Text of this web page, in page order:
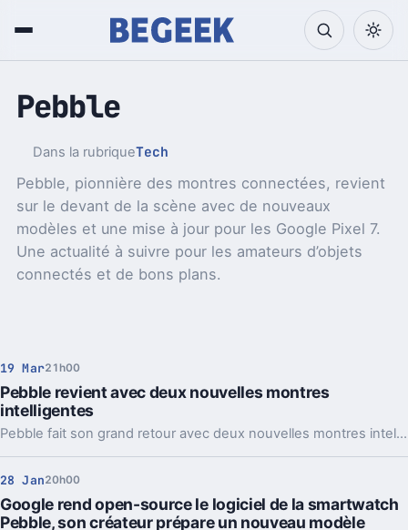
Pebble
Dans la rubriqueTech
Pebble, pionnière des montres connectées, revient
sur le devant de la scène avec de nouveaux
modèles et une mise à jour pour les Google Pixel 7.
Une actualité à suivre pour les amateurs d’objets
connectés et de bons plans.
19 Mar21h00
Pebble revient avec deux nouvelles montres
intelligentes
Pebble fait son grand retour avec deux nouvelles montres intelligentes, disponibles à partir de 149 dollars. Découvrez comment les précommander dès maintenant.
28 Jan20h00
Google rend open-source le logiciel de la smartwatch
Pebble, son créateur prépare un nouveau modèle